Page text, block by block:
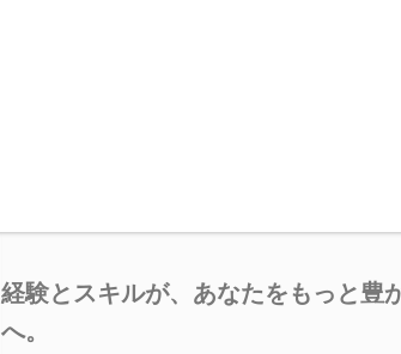
経験とスキルが、あなたをもっと豊
へ。